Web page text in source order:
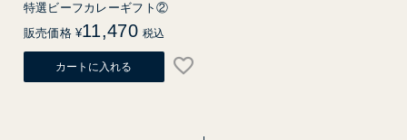
特選ビーフカレーギフト②
販売価格 ¥11,470 税込
カートに入れる